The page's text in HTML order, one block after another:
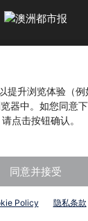
提升浏览体验（
器中。如您同意
点击按钮确认。
同意并接受
Policy 隐私条款
关注我们
©